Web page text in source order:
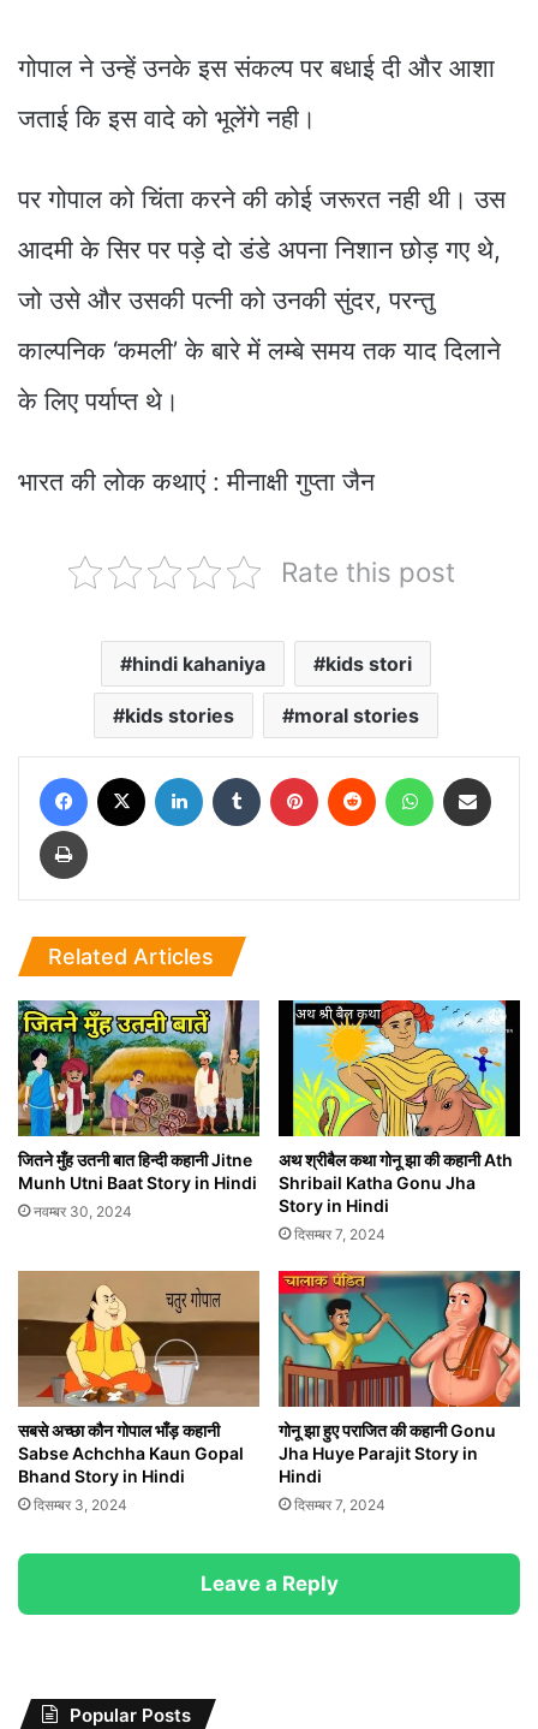
गोपाल ने उन्हें उनके इस संकल्प पर बधाई दी और आशा
जताई कि इस वादे को भूलेंगे नही।
पर गोपाल को चिंता करने की कोई जरूरत नही थी। उस
आदमी के सिर पर पड़े दो डंडे अपना निशान छोड़ गए थे,
जो उसे और उसकी पत्नी को उनकी सुंदर, परन्तु
काल्पनिक ‘कमली’ के बारे में लम्बे समय तक याद दिलाने
के लिए पर्याप्त थे।
भारत की लोक कथाएं : मीनाक्षी गुप्ता जैन
Rate this post
hindi kahaniya kids stori
kids stories moral stories
Facebook LinkedIn Tumblr Pinterest Reddit WhatsApp
Print
Related Articles
जितने मुँह उतनी बात हिन्दी कहानी Jitne
Munh Utni Baat Story in Hindi
नवम्बर 30, 2024
अथ श्रीबैल कथा गोनू झा की कहानी Ath
Shribail Katha Gonu Jha
Story in Hindi
दिसम्बर 7, 2024
सबसे अच्छा कौन गोपाल भाँड़ कहानी
Sabse Achchha Kaun Gopal
Bhand Story in Hindi
दिसम्बर 3, 2024
गोनू झा हुए पराजित की कहानी Gonu
Jha Huye Parajit Story in
Hindi
दिसम्बर 7, 2024
Leave a Reply
Popular Posts